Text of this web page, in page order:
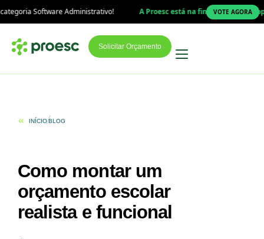
Administrativo! A Proesc está na final do Prêmio Top Educação
VOTE AGORA
Solicitar Orçamento
INÍCIOBLOG
Como montar um
orçamento escolar
realista e funcional